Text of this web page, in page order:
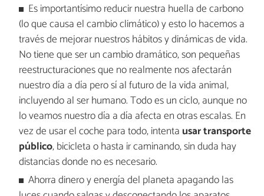
Es importantísimo reducir nuestra huella de carbono
(lo que causa el cambio climático) y esto lo hacemos a
través de mejorar nuestros hábitos y dinámicas de vida.
No tiene que ser un cambio dramático, son pequeñas
reestructuraciones que no realmente nos afectarán
nuestro día a día pero sí al futuro de la vida animal,
incluyendo al ser humano. Todo es un ciclo, aunque no
lo veamos nuestro día a día afecta en otras escalas. En
vez de usar el coche para todo, intenta usar transporte
público, bicicleta o hasta ir caminando, sin duda hay
distancias donde no es necesario.
Ahorra dinero y energía del planeta apagando las